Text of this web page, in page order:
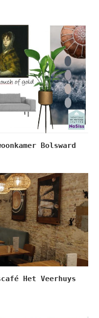
Bolsward
Het Veerhuys